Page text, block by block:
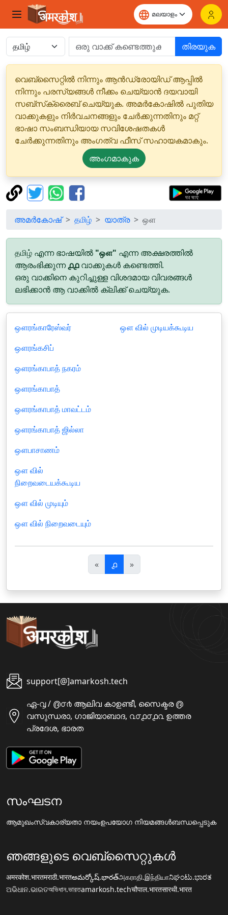
തിരയുക
വെബ്‌സൈറ്റിൽ നിന്നും ആൻഡ്രോയിഡ് ആപ്പിൽ
നിന്നും പരസ്യങ്ങൾ നീക്കം ചെയ്യാൻ ദയവായി
സബ്‌സ്‌ക്രൈബ് ചെയ്യുക. അമർകോഷിൽ പുതിയ
വാക്കുകളും നിർവചനങ്ങളും ചേർക്കുന്നതിനും മറ്റ്
ഭാഷാ സംബന്ധിയായ സവിശേഷതകൾ
ചേർക്കുന്നതിനും അംഗത്വ ഫീസ് സഹായകമാകും.
അംഗമാകുക
അമർകോഷ് தமிழ் യാത്ര ஔ
தமிழ் എന്ന ഭാഷയിൽ "ஔ" എന്ന അക്ഷരത്തിൽ
ആരംഭിക്കുന്ന൧൧വാക്കുകൾ കണ്ടെത്തി.
ഒരു വാക്കിനെ കുറിച്ചുള്ള വിശദമായ വിവരങ്ങൾ
ലഭിക്കാൻ ആ വാക്കിൽ ക്ലിക്ക് ചെയ്യുക.
ஔரங்காரேஸ்வர்
ஔரங்கசிப்
ஔரங்காபாத் நகரம்
ஔரங்காபாத்
ஔரங்காபாத் மாவட்டம்
ஔரங்காபாத் ஜில்லா
ஔபாசாணம்
ஔ வில்
நிறைவடையக்கூடிய
ஔ வில் முடியும்
ஔ வில் நிறைவடையும்
ஔ வில் முடியக்கூடிய
«पि
छ
ला
൧ »अ
ग
ला
support[@]amarkosh.tech
ഏ-൮ / ൫൦൪ ആലിവ കാഉണ്ടീ, സൈക്ടര ൫
വസുന്ധരാ, ഗാജിയാബാദ, ൨൦൧൦൧൨ ഉത്തര
പ്രദേശ, ഭാരത
സംഘടന
ആമുഖംസ്വകാര്യതാ നയംഉപയോഗ നിയമങ്ങൾബന്ധപ്പെടുക
ഞങ്ങളുടെ വെബ്സൈറ്റുകൾ
अमरकोश.भारतमराठी.भारतఅమర్కోష్.భారత్அகராதி.இந்தியாನಿಘಂಟು.ಭಾರತ
ଅଭିଧାନ.ଭାରତঅভিধান.ভারতamarkosh.techचौपाल.भारतसारथी.भारत